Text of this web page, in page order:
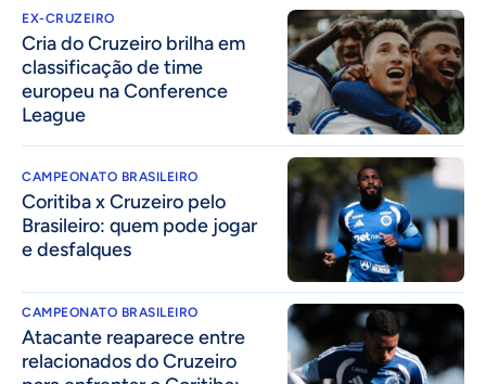
EX-CRUZEIRO
Cria do Cruzeiro brilha em
classificação de time
europeu na Conference
League
CAMPEONATO BRASILEIRO
Coritiba x Cruzeiro pelo
Brasileiro: quem pode jogar
e desfalques
CAMPEONATO BRASILEIRO
Atacante reaparece entre
relacionados do Cruzeiro